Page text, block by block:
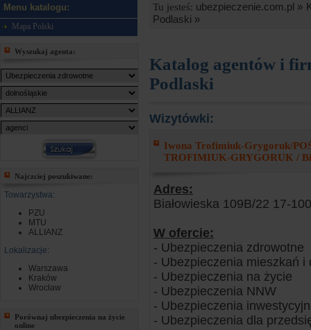
Menu katalogu:
Mapa Polski
Wyszukaj agenta:
Najczciej poszukiwane:
Towarzystwa:
PZU
MTU
ALLIANZ
Lokalizacje:
Warszawa
Kraków
Wrocław
Porównaj ubezpieczenia na życie
online
Tu jesteś: ubezpieczenie.com.pl »
Podlaski »
Katalog agentów i
Podlaski
Wizytówki:
Iwona Trofimiuk-Grygoruk/
TROFIMIUK-GRYGORUK /
Adres:
Białowieska 109B/22 17-
W ofercie:
- Ubezpieczenia zdrowotne
- Ubezpieczenia mieszkań i
- Ubezpieczenia na życie
- Ubezpieczenia NNW
- Ubezpieczenia
- Ubezpieczenia dla